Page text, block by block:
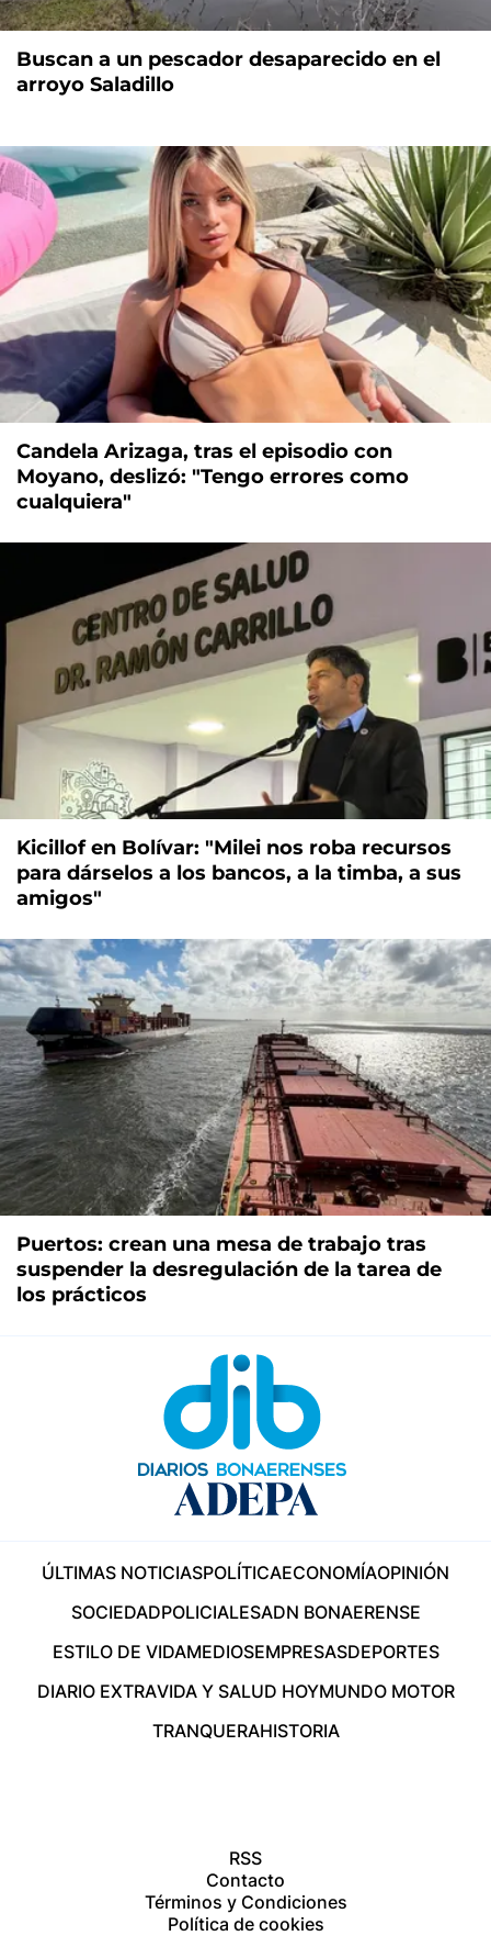
Buscan a un pescador desaparecido en el
arroyo Saladillo
Candela Arizaga, tras el episodio con
Moyano, deslizó: "Tengo errores como
cualquiera"
Kicillof en Bolívar: "Milei nos roba recursos
para dárselos a los bancos, a la timba, a sus
amigos"
Puertos: crean una mesa de trabajo tras
suspender la desregulación de la tarea de
los prácticos
ÚLTIMAS NOTICIASPOLÍTICAECONOMÍAOPINIÓN
SOCIEDADPOLICIALESADN BONAERENSE
ESTILO DE VIDAMEDIOSEMPRESASDEPORTES
DIARIO EXTRAVIDA Y SALUD HOYMUNDO MOTOR
TRANQUERAHISTORIA
RSS
Contacto
Términos y Condiciones
Política de cookies